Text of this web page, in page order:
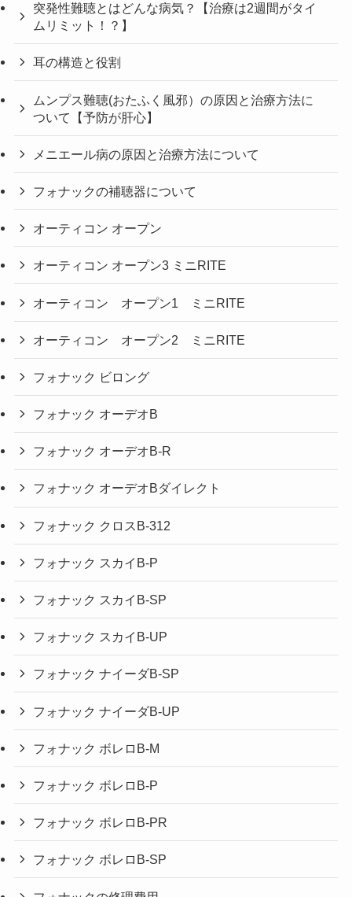
突発性難聴とはどんな病気？【治療は2週間がタイ
ムリミット！？】
耳の構造と役割
ムンプス難聴(おたふく風邪）の原因と治療方法に
ついて【予防が肝心】
メニエール病の原因と治療方法について
フォナックの補聴器について
オーティコン オープン
オーティコン オープン3 ミニRITE
オーティコン オープン1 ミニRITE
オーティコン オープン2 ミニRITE
フォナック ビロング
フォナック オーデオB
フォナック オーデオB-R
フォナック オーデオBダイレクト
フォナック クロスB-312
フォナック スカイB-P
フォナック スカイB-SP
フォナック スカイB-UP
フォナック ナイーダB-SP
フォナック ナイーダB-UP
フォナック ボレロB-M
フォナック ボレロB-P
フォナック ボレロB-PR
フォナック ボレロB-SP